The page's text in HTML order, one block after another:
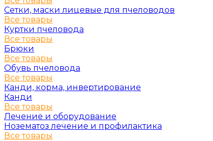
Сетки, маски лицевые для пчеловодов
Все товары
Куртки пчеловода
Все товары
Брюки
Все товары
Обувь пчеловода
Все товары
Канди, корма, инвертирование
Канди
Все товары
Лечение и оборудование
Нозематоз лечение и профилактика
Все товары